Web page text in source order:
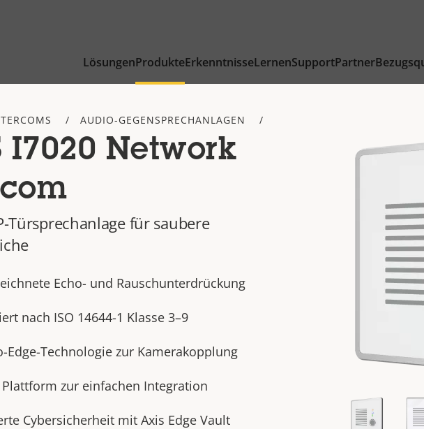
LösungenProdukteErkenntnisseLernenSupportPartner
AUDIO-GEGENSPRECHANLAGEN
I7020 Network
Türsprechanlage für saubere
Echo- und Rauschunterdrückung
nach ISO 14644-1 Klasse 3–9
Edge-Technologie zur Kamerakopplung​
zur einfachen Integration
Cybersicherheit mit Axis Edge Vault